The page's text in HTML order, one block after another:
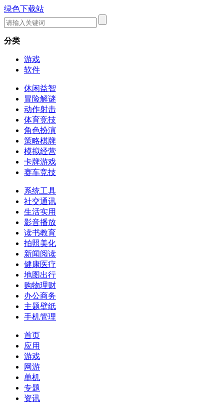
绿色下载站
分类
游戏
软件
休闲益智
冒险解谜
动作射击
体育竞技
角色扮演
策略棋牌
模拟经营
卡牌游戏
赛车竞技
系统工具
社交通讯
生活实用
影音播放
读书教育
拍照美化
新闻阅读
健康医疗
地图出行
购物理财
办公商务
主题壁纸
手机管理
首页
应用
游戏
网游
单机
专题
资讯